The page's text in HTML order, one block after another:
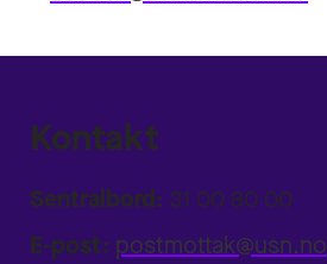
Kontakt
Sentralbord: 31 00 80 00
E-post: postmottak@usn.no